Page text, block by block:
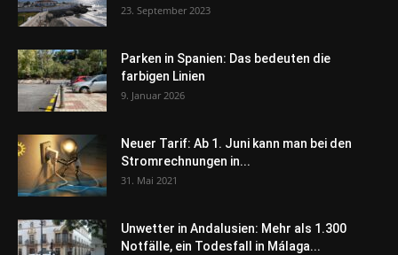
23. September 2023
Parken in Spanien: Das bedeuten die
farbigen Linien
9. Januar 2026
Neuer Tarif: Ab 1. Juni kann man bei den
Stromrechnungen in...
31. Mai 2021
Unwetter in Andalusien: Mehr als 1.300
Notfälle, ein Todesfall in Málaga...